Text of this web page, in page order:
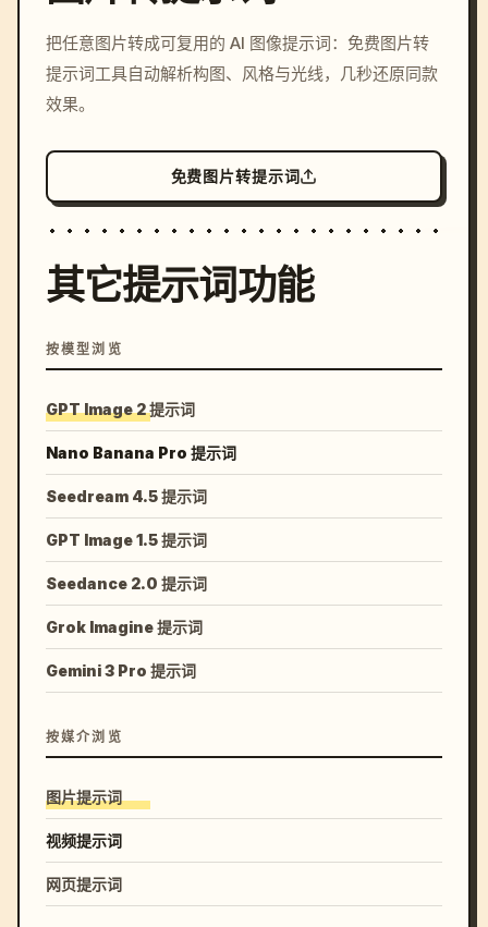
c, cyberpunk sunset, neon
colors, 8k --v 6.0
把任意图片转成可复用的 AI 图像提示词：免费图片转
提示词工具自动解析构图、风格与光线，几秒还原同款
效果。
免费图片转提示词
其它提示词功能
按模型浏览
GPT Image 2 提示词
Nano Banana Pro 提示词
Seedream 4.5 提示词
GPT Image 1.5 提示词
Seedance 2.0 提示词
Grok Imagine 提示词
Gemini 3 Pro 提示词
按媒介浏览
图片提示词
视频提示词
网页提示词